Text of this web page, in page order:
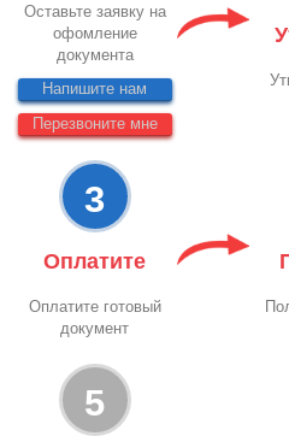
Оставьте заявку на
офомление
документа
Напишите нам
Перезвоните мне
3
Оплатите
Оплатите готовый
документ
5